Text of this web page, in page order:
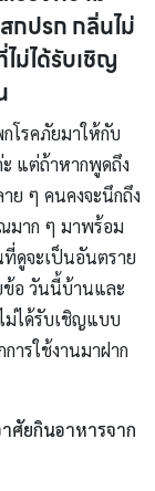
กปรก กลิ่นไม่
ม่ได้รับเชิญ
โรคภัยมาให้กับ
แต่ถ้าหากพูดถึง
ย ๆ คนคงจะนึกถึง
มาก ๆ มาพร้อม
ที่ดูจะเป็นอันตราย
ข้อ วันนี้บ้านและ
ม่ได้รับเชิญแบบ
ารใช้งานมาฝาก
ศัยกินอาหารจาก